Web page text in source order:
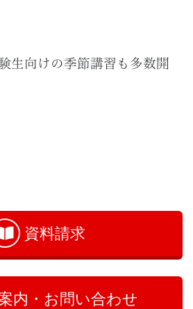
生向けの季節講習も多数開
資料請求
内・お問い合わせ